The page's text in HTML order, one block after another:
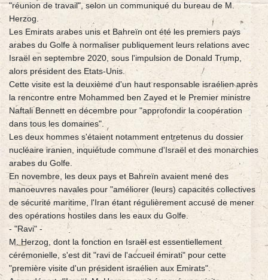
"réunion de travail", selon un communiqué du bureau de M.
Herzog.
Les Emirats arabes unis et Bahreïn ont été les premiers pays
arabes du Golfe à normaliser publiquement leurs relations avec
Israël en septembre 2020, sous l'impulsion de Donald Trump,
alors président des Etats-Unis.
Cette visite est la deuxième d'un haut responsable israélien après
la rencontre entre Mohammed ben Zayed et le Premier ministre
Naftali Bennett en décembre pour "approfondir la coopération
dans tous les domaines".
Les deux hommes s'étaient notamment entretenus du dossier
nucléaire iranien, inquiétude commune d'Israël et des monarchies
arabes du Golfe.
En novembre, les deux pays et Bahreïn avaient mené des
manoeuvres navales pour "améliorer (leurs) capacités collectives
de sécurité maritime, l'Iran étant régulièrement accusé de mener
des opérations hostiles dans les eaux du Golfe.
- "Ravi" -
M. Herzog, dont la fonction en Israël est essentiellement
cérémonielle, s'est dit "ravi de l'accueil émirati" pour cette
"première visite d'un président israélien aux Emirats".